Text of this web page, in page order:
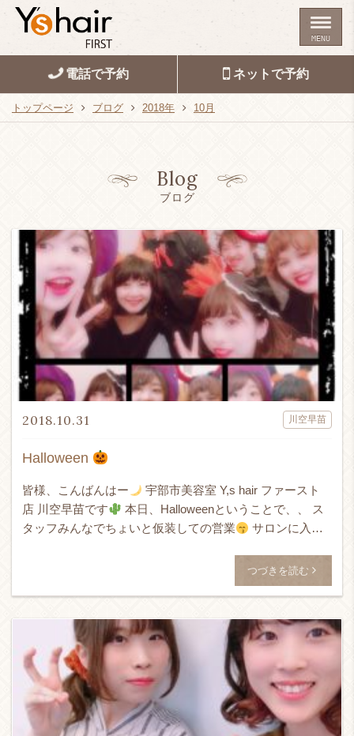
電話で予約 ネットで予約
トップページ ブログ 2018年 10月
Blog
ブログ
Halloween
2018.10.31 川空早苗
皆様、こんばんはー
宇部市美容室 Y,s hair ファースト
店 川空早苗です
本日、Halloweenということで、、 ス
タッフみんなでちょいと仮装しての営業
サロンに入っ
つづきを読む
MENU